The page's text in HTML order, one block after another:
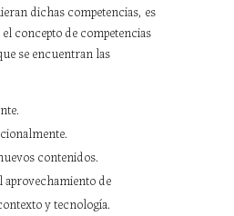
dichas competencias, es
concepto de competencias
se encuentran las
contenidos.
aprovechamiento de
y tecnología.